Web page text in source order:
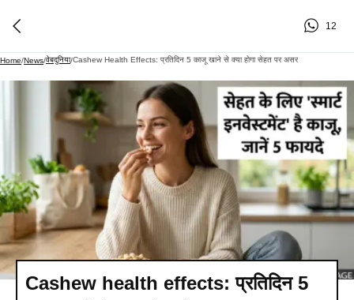
12
Home/News/वेबदुनिया/Cashew Health Effects: प्रतिदिन 5 काजू खाने से क्या होगा सेहत पर असर
Cashew health effects: प्रतिदिन 5